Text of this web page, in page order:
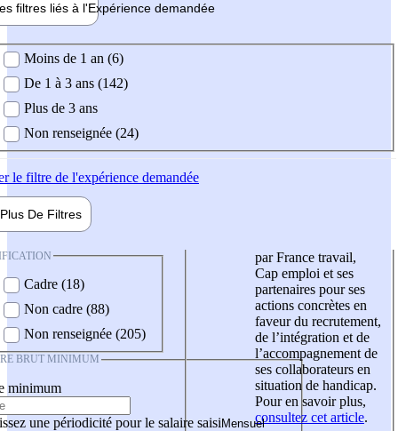
filtres liés à l'Expérience demandée
demandée
Moins de 1 an (6)
De 1 à 3 ans (142)
Plus de 3 ans
Non renseignée (24)
le filtre de l'expérience demandée
Plus De Filtres
Cadre (18)
Non cadre (88)
Non renseignée (205)
BRUT MINIMUM
minimum
une périodicité pour le salaire saisi
par France travail,
Cap emploi et ses
partenaires pour ses
actions concrètes en
faveur du recrutement,
de l’intégration et de
l’accompagnement de
ses collaborateurs en
situation de handicap.
Pour en savoir plus,
consultez cet article.